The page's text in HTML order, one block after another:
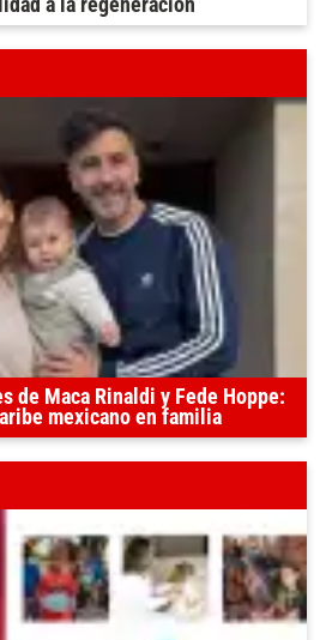
a la regeneración
de Maca Rinaldi y Fede Hoppe:
mexicano en familia